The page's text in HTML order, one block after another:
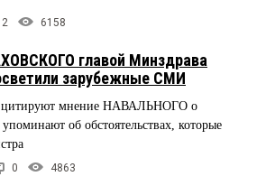
2 6158
главой Минздрава
зарубежные СМИ
цитируют мнение НАВАЛЬНОГО о
об обстоятельствах, которые
0 4863